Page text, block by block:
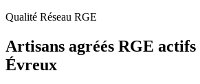
Qualité Réseau RGE
Artisans agréés RGE actifs
Évreux